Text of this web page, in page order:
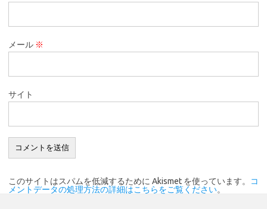
メール ※
サイト
このサイトはスパムを低減するために Akismet を使っています。
コ
メントデータの処理方法の詳細はこちらをご覧ください。